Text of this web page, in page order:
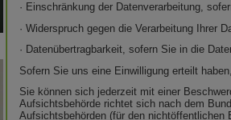
· Einschränkung der Datenverarbeitung,
· Widerspruch gegen die Verarbeitung Ihrer
· Datenübertragbarkeit, sofern Sie in die
Sofern Sie uns eine Einwilligung erteilt
Sie können sich jederzeit mit einer
Aufsichtsbehörde richtet sich nach dem
Aufsichtsbehörden (für den